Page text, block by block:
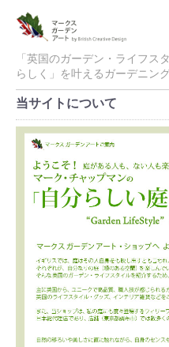
「英国のガーデン・ライフス
らしく」を叶えるガーデニン
当サイトについて